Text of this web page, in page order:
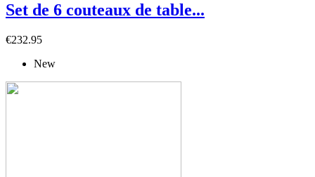
Set de 6 couteaux de table...
€232.95
New